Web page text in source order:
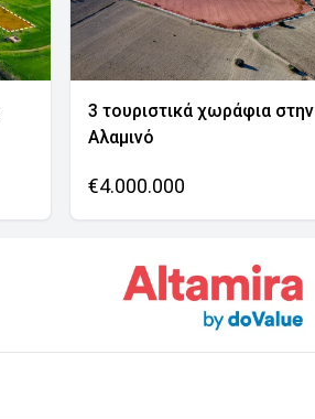
3 τουριστικά χωράφια στην
Αλαμινό
€4.000.000